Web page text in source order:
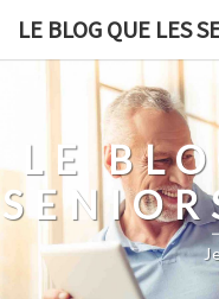
Skip
LE BLOG QUE LES
LE